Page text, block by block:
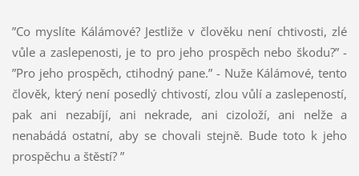
”Co myslíte Kálámové? Jestliže v člověku není chtivosti, zlé
vůle a zaslepenosti, je to pro jeho prospěch nebo škodu?” -
”Pro jeho prospěch, ctihodný pane.” - Nuže Kálámové, tento
člověk, který není posedlý chtivostí, zlou vůlí a zaslepeností,
pak ani nezabíjí, ani nekrade, ani cizoloží, ani nelže a
nenabádá ostatní, aby se chovali stejně. Bude toto k jeho
prospěchu a štěstí? ”